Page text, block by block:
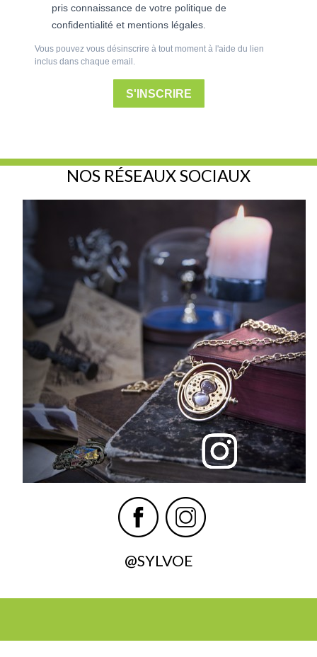
pris connaissance de votre politique de
confidentialité et mentions légales.
Vous pouvez vous désinscrire à tout moment à l'aide du lien
inclus dans chaque email.
S'INSCRIRE
NOS RÉSEAUX SOCIAUX
@SYLVOE